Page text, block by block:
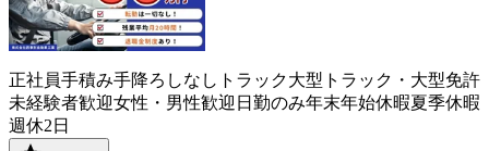
正社員手積み手降ろしなし トラック大型トラック・大型免許
未経験者歓迎女性・男性歓迎 日勤のみ年末年始休暇夏季休暇
週休2日